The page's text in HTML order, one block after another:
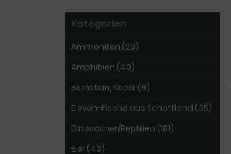
Kategorien
Ammoniten (23)
Amphibien (40)
Bernstein, Kopal (8)
Devon-Fische aus Schottland (35)
Dinosaurier/Reptilien (181)
Eier (43)